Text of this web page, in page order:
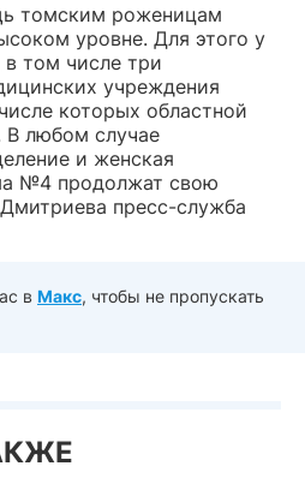
томским роженицам
уровне. Для этого у
в том числе три
учреждения
которых областной
В любом случае
и женская
№4 продолжат свою
пресс-служба
в Макс, чтобы не пропускать